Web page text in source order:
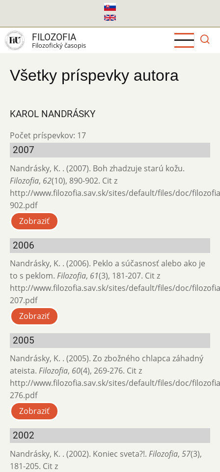
hlavný
obsah
FILOZOFIA
Filozofický časopis
Všetky príspevky autora
KAROL NANDRÁSKY
Počet príspevkov: 17
2007
Nandrásky, K. . (2007). Boh zhadzuje starú kožu.
Filozofia, 62(10), 890-902. Cit z
http://www.filozofia.sav.sk/sites/default/files/doc/
902.pdf
Zobraziť
2006
Nandrásky, K. . (2006). Peklo a súčasnosť alebo ako je
to s peklom. Filozofia, 61(3), 181-207. Cit z
http://www.filozofia.sav.sk/sites/default/files/doc/
207.pdf
Zobraziť
2005
Nandrásky, K. . (2005). Zo zbožného chlapca záhadný
ateista. Filozofia, 60(4), 269-276. Cit z
http://www.filozofia.sav.sk/sites/default/files/doc/
276.pdf
Zobraziť
2002
Nandrásky, K. . (2002). Koniec sveta?!. Filozofia, 57(3),
181-205. Cit z